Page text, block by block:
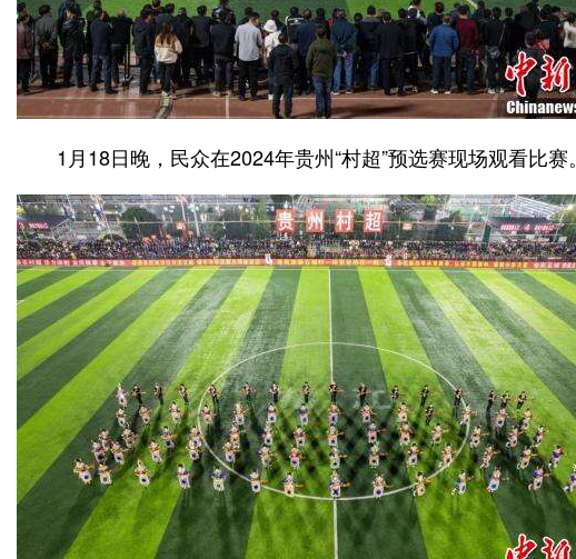
1月18日晚，民众在2024年贵州“村超”预选赛现场观看比赛。